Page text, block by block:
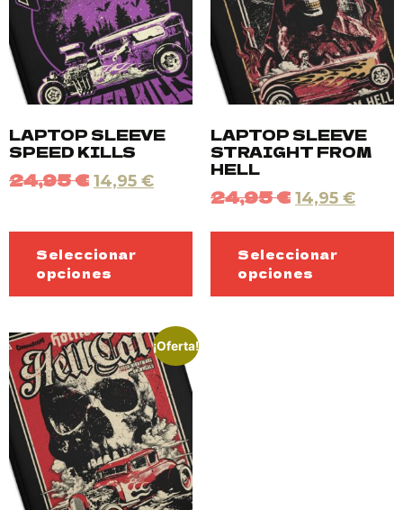
LAPTOP SLEEVE
SPEED KILLS
24,95€ 14,95 €
Seleccionar
opciones
LAPTOP SLEEVE
STRAIGHT FROM
HELL
24,95€ 14,95 €
Seleccionar
opciones
¡Oferta!